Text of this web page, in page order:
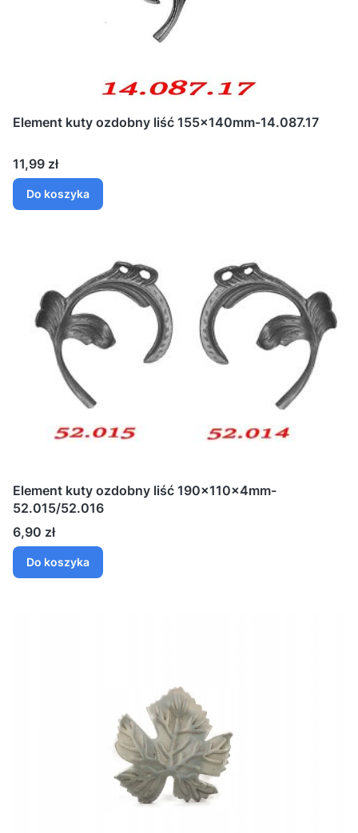
Element kuty ozdobny liść 155x140mm-14.087.17
Cena
11,99 zł
Do koszyka
Element kuty ozdobny liść 190x110x4mm-
52.015/52.016
Cena
6,90 zł
Do koszyka